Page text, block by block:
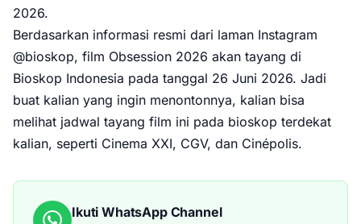
2026.
Berdasarkan informasi resmi dari laman Instagram
@bioskop, film Obsession 2026 akan tayang di
Bioskop Indonesia pada tanggal 26 Juni 2026. Jadi
buat kalian yang ingin menontonnya, kalian bisa
melihat jadwal tayang film ini pada bioskop terdekat
kalian, seperti Cinema XXI, CGV, dan Cinépolis.
Ikuti WhatsApp Channel